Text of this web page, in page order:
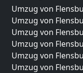
Umzug von
Umzug von
Umzug von
Umzug von
Umzug von
Umzug von